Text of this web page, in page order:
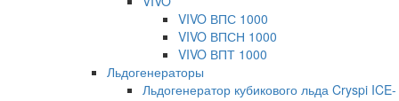
VIVO ВПС 1000
VIVO ВПСН 1000
VIVO ВПТ 1000
Льдогенераторы
Льдогенератор кубикового льда Cryspi ICE-